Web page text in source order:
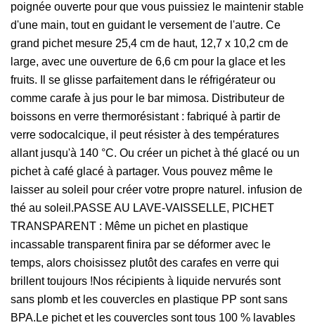
poignée ouverte pour que vous puissiez le maintenir stable
d'une main, tout en guidant le versement de l'autre. Ce
grand pichet mesure 25,4 cm de haut, 12,7 x 10,2 cm de
large, avec une ouverture de 6,6 cm pour la glace et les
fruits. Il se glisse parfaitement dans le réfrigérateur ou
comme carafe à jus pour le bar mimosa. Distributeur de
boissons en verre thermorésistant : fabriqué à partir de
verre sodocalcique, il peut résister à des températures
allant jusqu'à 140 °C. Ou créer un pichet à thé glacé ou un
pichet à café glacé à partager. Vous pouvez même le
laisser au soleil pour créer votre propre naturel. infusion de
thé au soleil.PASSE AU LAVE-VAISSELLE, PICHET
TRANSPARENT : Même un pichet en plastique
incassable transparent finira par se déformer avec le
temps, alors choisissez plutôt des carafes en verre qui
brillent toujours !Nos récipients à liquide nervurés sont
sans plomb et les couvercles en plastique PP sont sans
BPA.Le pichet et les couvercles sont tous 100 % lavables